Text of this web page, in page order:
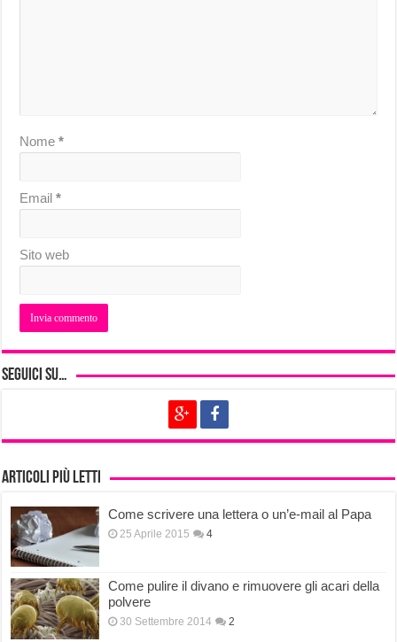
Nome*
Email*
Sito web
Seguici su…
Articoli più letti
Come scrivere una lettera o un’e-mail al Papa
25 Aprile 2015 4
Come pulire il divano e rimuovere gli acari della
polvere
30 Settembre 2014 2